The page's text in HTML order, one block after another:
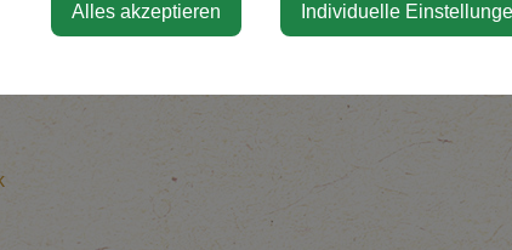
Freiligrathgasse 1
Alles akzeptieren Individuelle